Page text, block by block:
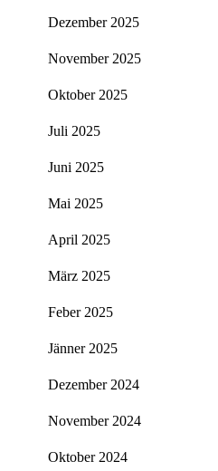
Dezember 2025
November 2025
Oktober 2025
Juli 2025
Juni 2025
Mai 2025
April 2025
März 2025
Feber 2025
Jänner 2025
Dezember 2024
November 2024
Oktober 2024